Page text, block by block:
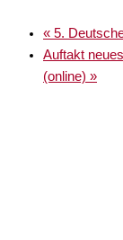
« 5.
Auftakt
(online) »